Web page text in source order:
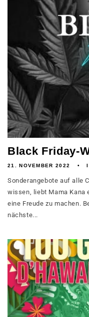
Black Friday-
21. NOVEMBER 2022
Sonderangebote auf alle
wissen, liebt Mama Kana
eine Freude zu machen.
nächste...